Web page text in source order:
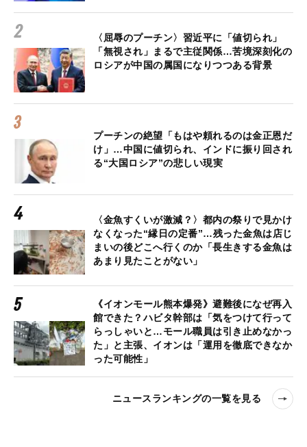
〈屈辱のプーチン〉習近平に「値切られ」
「無視され」まるで主従関係…苦境深刻化の
ロシアが中国の属国になりつつある背景
プーチンの絶望「もはや頼れるのは金正恩だ
け」…中国に値切られ、インドに振り回され
る“大国ロシア”の悲しい現実
〈金魚すくいが激減？〉都内の祭りで見かけ
なくなった“縁日の定番”…残った金魚は店じ
まいの後どこへ行くのか「長生きする金魚は
あまり見たことがない」
《イオンモール熊本爆発》避難後になぜ再入
館できた？ハビタ幹部は「気をつけて行って
らっしゃいと…モール職員は引き止めなかっ
た」と主張、イオンは「運用を徹底できなか
った可能性」
ニュースランキングの一覧を見る